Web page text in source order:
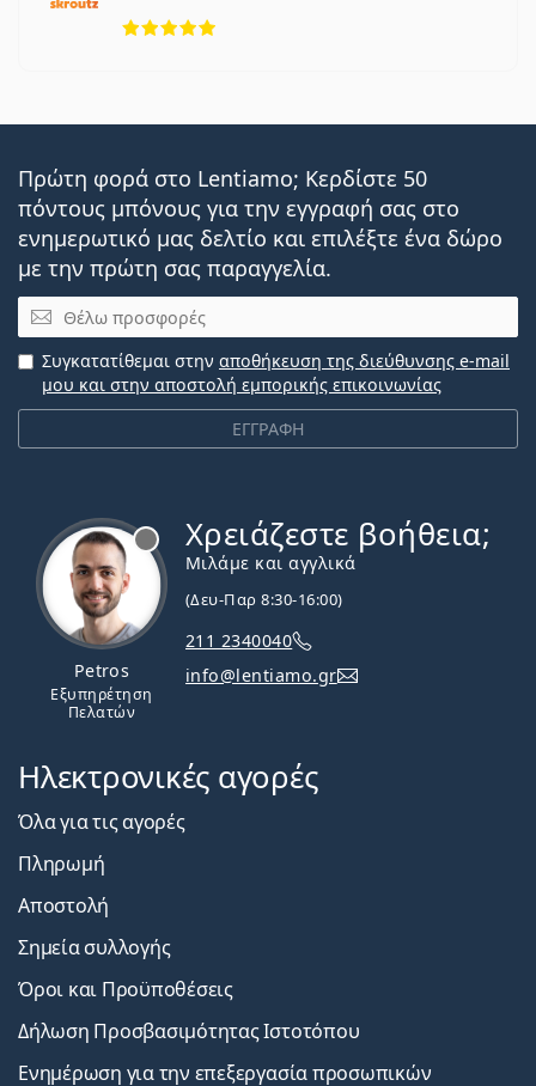
Πρώτη φορά στο Lentiamo; Κερδίστε 50
πόντους μπόνους για την εγγραφή σας στο
ενημερωτικό μας δελτίο και επιλέξτε ένα δώρο
με την πρώτη σας παραγγελία.
Email
ΕΓΓΡΑΦΗ
Συγκατατίθεμαι στην αποθήκευση της διεύθυνσης e-mail
μου και στην αποστολή εμπορικής επικοινωνίας
Petros
Εξυπηρέτηση
Πελατών
Χρειάζεστε βοήθεια;
Μιλάμε και αγγλικά
(Δευ-Παρ 8:30-16:00)
211 2340040
info@lentiamo.gr
Ηλεκτρονικές αγορές
Όλα για τις αγορές
Πληρωμή
Αποστολή
Σημεία συλλογής
Όροι και Προϋποθέσεις
Δήλωση Προσβασιμότητας Ιστοτόπου
Ενημέρωση για την επεξεργασία προσωπικών